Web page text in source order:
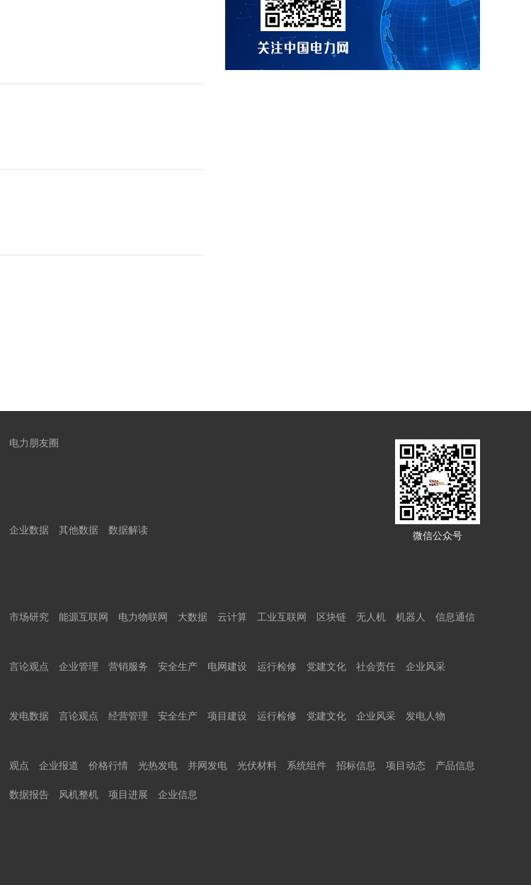
微信公众号
电力朋友圈
企业数据 其他数据 数据解读
市场研究 能源互联网 电力物联网 大数据 云计算 工业互联网 区块链 无人机 机器人
信息通信
言论观点 企业管理 营销服务 安全生产 电网建设 运行检修 党建文化 社会责任
企业风采
发电数据 言论观点 经营管理 安全生产 项目建设 运行检修 党建文化 企业风采
发电人物
观点 企业报道 价格行情 光热发电 并网发电 光伏材料 系统组件 招标信息 项目动态 产品信息
数据报告 风机整机 项目进展 企业信息